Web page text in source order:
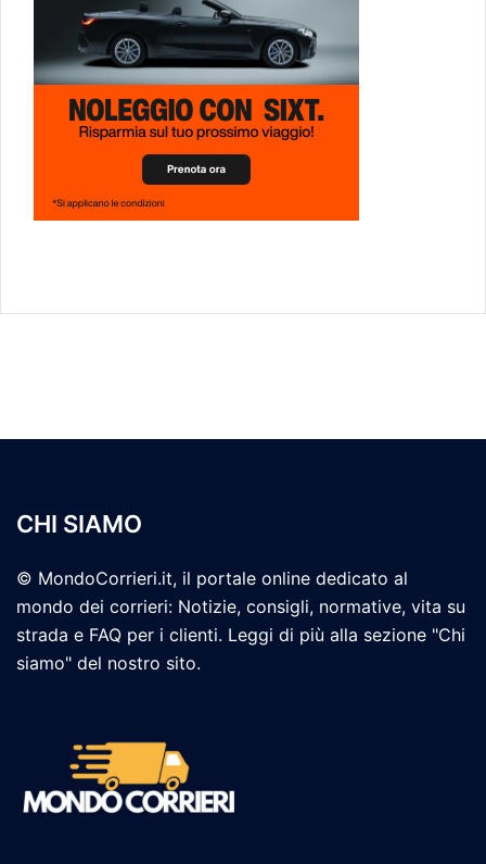
CHI SIAMO
© MondoCorrieri.it, il portale online dedicato al
mondo dei corrieri: Notizie, consigli, normative, vita su
strada e FAQ per i clienti. Leggi di più alla sezione "Chi
siamo" del nostro sito.